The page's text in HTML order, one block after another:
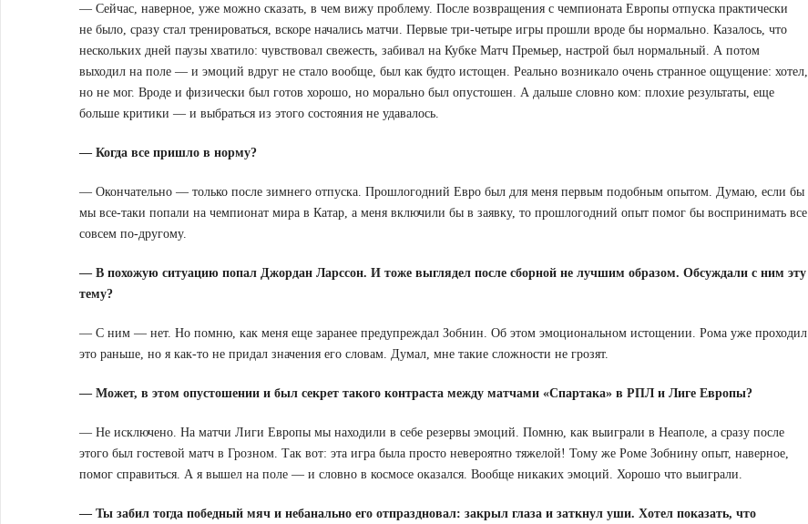
— Сейчас, наверное, уже можно сказать, в чем вижу проблему. После возвращения с чемпионата Европы отпуска практически
не было, сразу стал тренироваться, вскоре начались матчи. Первые три-четыре игры прошли вроде бы нормально. Казалось, что
нескольких дней паузы хватило: чувствовал свежесть, забивал на Кубке Матч Премьер, настрой был нормальный. А потом
выходил на поле — и эмоций вдруг не стало вообще, был как будто истощен. Реально возникало очень странное ощущение: хотел,
но не мог. Вроде и физически был готов хорошо, но морально был опустошен. А дальше словно ком: плохие результаты, еще
больше критики — и выбраться из этого состояния не удавалось.
— Когда все пришло в норму?
— Окончательно — только после зимнего отпуска. Прошлогодний Евро был для меня первым подобным опытом. Думаю, если бы
мы все-таки попали на чемпионат мира в Катар, а меня включили бы в заявку, то прошлогодний опыт помог бы воспринимать все
совсем по-другому.
— В похожую ситуацию попал Джордан Ларссон. И тоже выглядел после сборной не лучшим образом. Обсуждали с ним эту
тему?
— С ним — нет. Но помню, как меня еще заранее предупреждал Зобнин. Об этом эмоциональном истощении. Рома уже проходил
это раньше, но я как-то не придал значения его словам. Думал, мне такие сложности не грозят.
— Может, в этом опустошении и был секрет такого контраста между матчами «Спартака» в РПЛ и Лиге Европы?
— Не исключено. На матчи Лиги Европы мы находили в себе резервы эмоций. Помню, как выиграли в Неаполе, а сразу после
этого был гостевой матч в Грозном. Так вот: эта игра была просто невероятно тяжелой! Тому же Роме Зобнину опыт, наверное,
помог справиться. А я вышел на поле — и словно в космосе оказался. Вообще никаких эмоций. Хорошо что выиграли.
— Ты забил тогда победный мяч и небанально его отпраздновал: закрыл глаза и заткнул уши. Хотел показать, что